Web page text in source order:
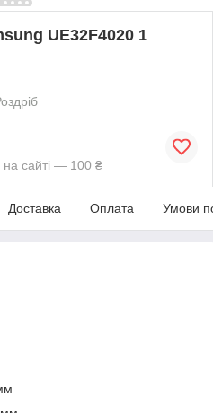
UE32F4020 1
на сайті — 100 ₴
Доставка Оплата Умови